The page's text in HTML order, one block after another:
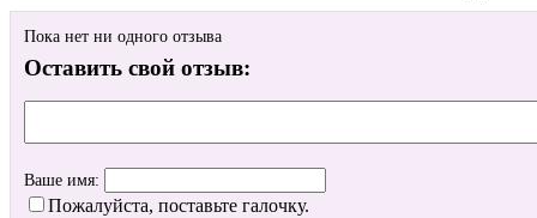
Пока нет ни одного отзыва
Оставить свой отзыв:
Ваше имя:
Пожалуйста, поставьте галочку.